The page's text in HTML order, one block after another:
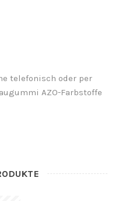
telefonisch oder per
AZO-Farbstoffe